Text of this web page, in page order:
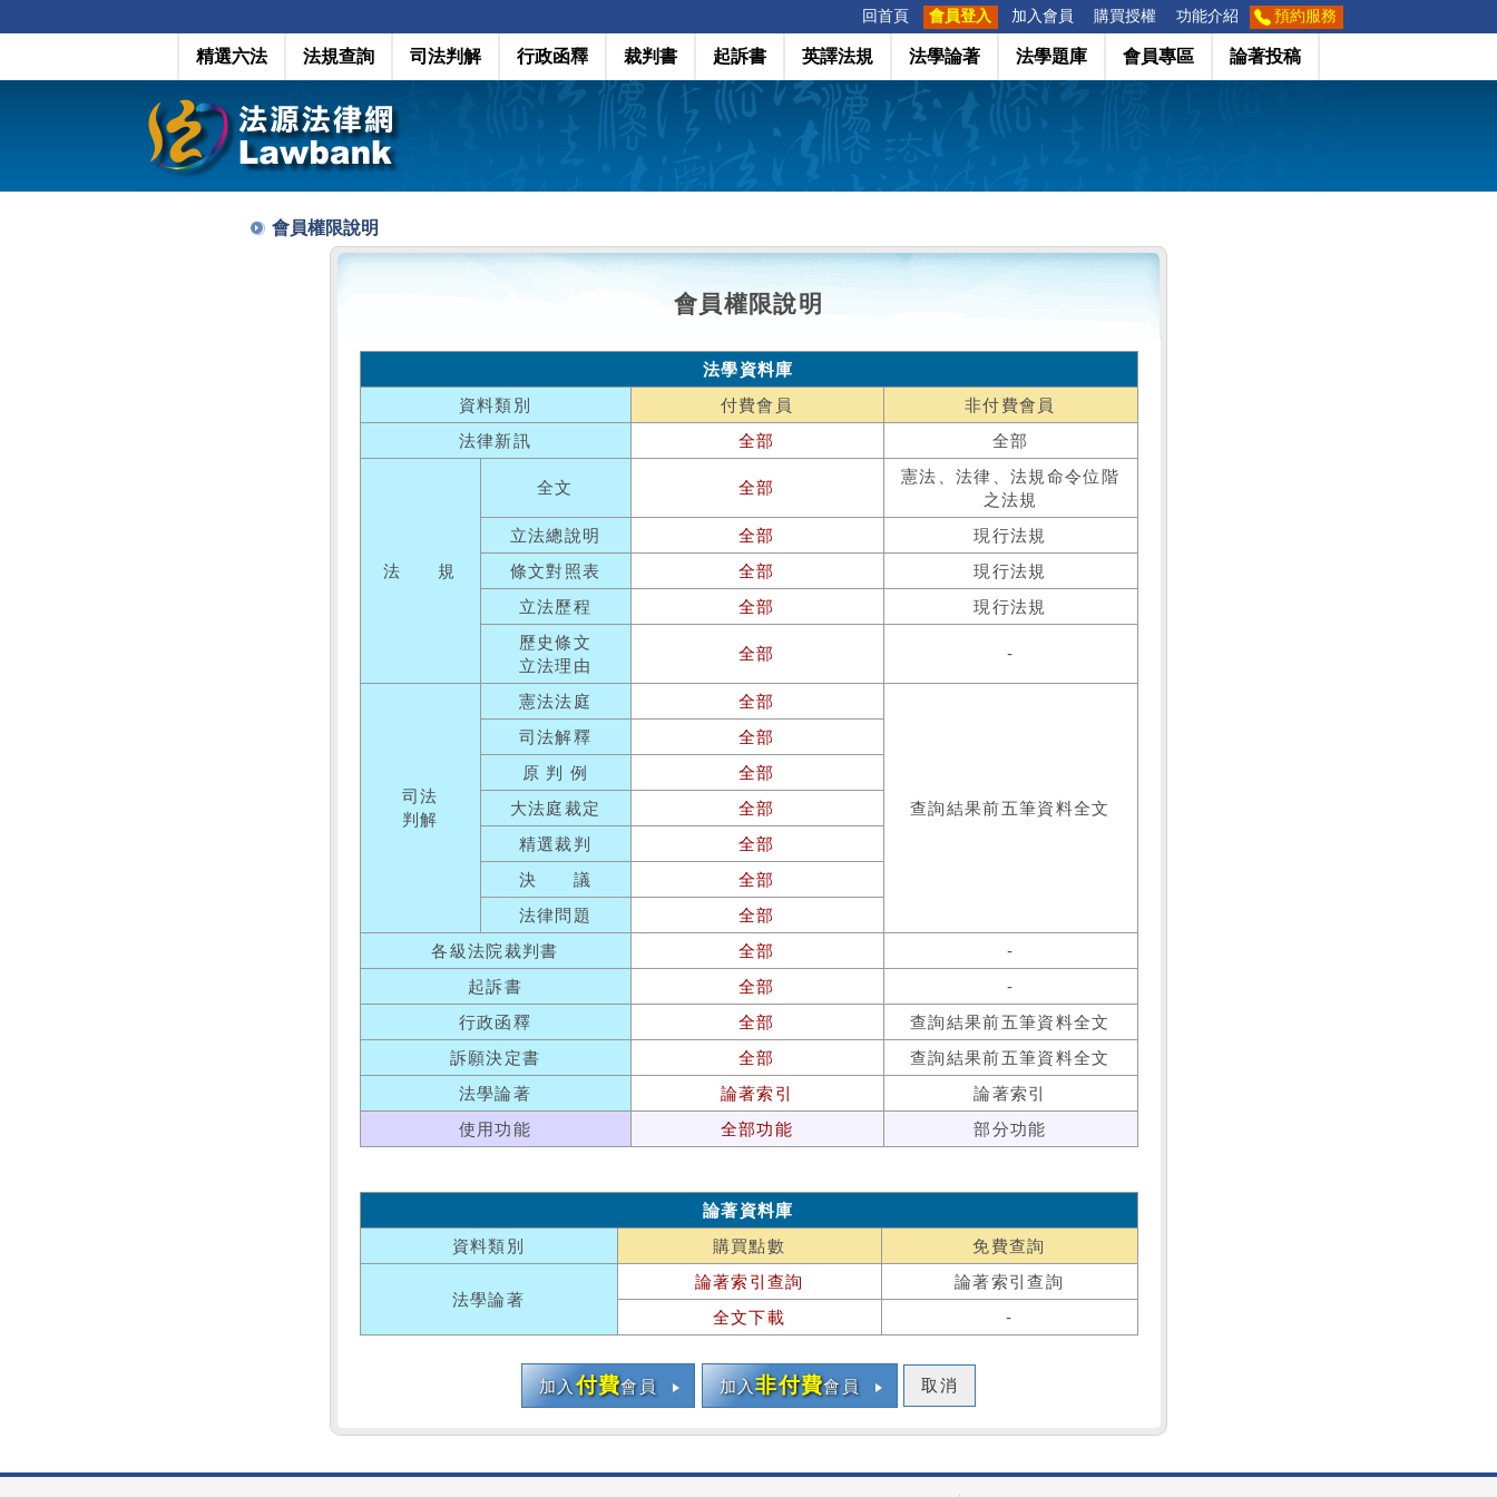
回首頁 會員登入 加入會員 購買授權 功能介紹 預約服務
精選六法 法規查詢 司法判解 行政函釋 裁判書 起訴書 英譯法規 法學論著 法學題庫 會員專區 論著投稿
會員權限說明
會員權限說明
法學資料庫
資料類別
付費會員
非付費會員
法律新訊
全部 全部
法 規
全文 全部
憲法、法律、法規命令位階
之法規
立法總說明
全部
現行法規
條文對照表
全部
現行法規
立法歷程
全部
現行法規
歷史條文
立法理由
全部 -
司法
判解
憲法法庭 全部
查詢結果前五筆資料全文
司法解釋
全部
原 判 例
全部
大法庭裁定
全部
精選裁判
全部
決 議
全部
法律問題
全部
各級法院裁判書
全部
-
起訴書
全部
-
行政函釋
全部
查詢結果前五筆資料全文
訴願決定書
全部
查詢結果前五筆資料全文
法學論著
論著索引
論著索引
使用功能
全部功能 部分功能
論著資料庫
資料類別
購買點數 免費查詢
法學論著
論著索引查詢
論著索引查詢
全文下載
-
加入付費會員 加入非付費會員 取消